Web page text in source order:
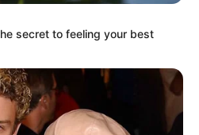
Bahan
secret to feeling your best